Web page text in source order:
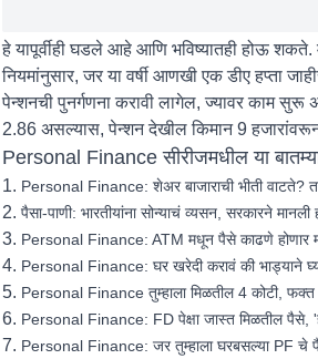
हे यापूर्वीही घडले आहे आणि भविष्यातही होऊ
नियमांनुसार, जर या वर्षी आणखी एक डीए हप्ता
पेन्शनची पुनर्गणना करावी लागेल, ज्यावर काम
2.86 असल्यास, पेन्शन देखील किमान 9
Personal Finance सीरीजमधील या
1. Personal Finance: शेअर बाजाराची भीती वाटते?
2. पैसा-पाणी: भारतीयांना सोन्याचं व्यसन, सरकारने
3. Personal Finance: ATM मधून पैसे काढणे होणार
4. Personal Finance: घर खरेदी करावं की भाड्याने
5. Personal Finance तुम्हाला मिळतील 4 कोटी, फक्त
6. Personal Finance: FD पेक्षा जास्त मिळतील पैसे,
7. Personal Finance: जर तुम्हाला घरबसल्या PF चे